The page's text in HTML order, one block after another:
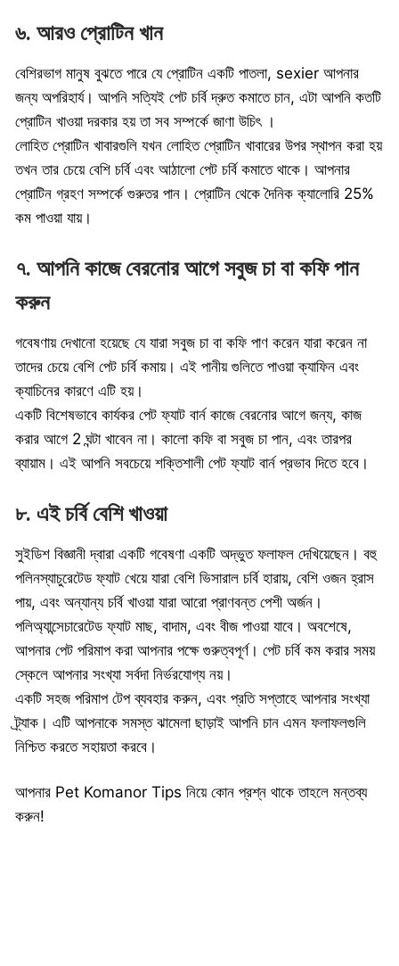
৬. আরও প্রোটিন খান
বেশিরভাগ মানুষ বুঝতে পারে যে প্রোটিন একটি পাতলা, sexier আপনার
জন্য অপরিহার্য। আপনি সত্যিই পেট চর্বি দ্রুত কমাতে চান, এটা আপনি কতটি
প্রোটিন খাওয়া দরকার হয় তা সব সম্পর্কে জাণা উচিৎ ।
লোহিত প্রোটিন খাবারগুলি যখন লোহিত প্রোটিন খাবারের উপর স্থাপন করা হয়
তখন তার চেয়ে বেশি চর্বি এবং আঠালো পেট চর্বি কমাতে থাকে। আপনার
প্রোটিন গ্রহণ সম্পর্কে গুরুতর পান। প্রোটিন থেকে দৈনিক ক্যালোরি 25%
কম পাওয়া যায়।
৭. আপনি কাজে বেরনোর আগে সবুজ চা বা কফি পান
করুন
গবেষণায় দেখানো হয়েছে যে যারা সবুজ চা বা কফি পাণ করেন যারা করেন না
তাদের চেয়ে বেশি পেট চর্বি কমায়। এই পানীয় গুলিতে পাওয়া ক্যাফিন এবং
ক্যাচিনের কারণে এটি হয়।
একটি বিশেষভাবে কার্যকর পেট ফ্যাট বার্ন কাজে বেরনোর আগে জন্য, কাজ
করার আগে 2 ঘন্টা খাবেন না। কালো কফি বা সবুজ চা পান, এবং তারপর
ব্যায়াম। এই আপনি সবচেয়ে শক্তিশালী পেট ফ্যাট বার্ন প্রভাব দিতে হবে।
৮. এই চর্বি বেশি খাওয়া
সুইডিশ বিজ্ঞানী দ্বারা একটি গবেষণা একটি অদ্ভুত ফলাফল দেখিয়েছেন। বহু
পলিনস্যাচুরেটেড ফ্যাট খেয়ে যারা বেশি ভিসারাল চর্বি হারায়, বেশি ওজন হ্রাস
পায়, এবং অন্যান্য চর্বি খাওয়া যারা আরো প্রাণবন্ত পেশী অর্জন।
পলিঅ্যান্সেচারেটেড ফ্যাট মাছ, বাদাম, এবং বীজ পাওয়া যাবে। অবশেষে,
আপনার পেট পরিমাপ করা আপনার পক্ষে গুরুত্বপূর্ণ। পেট চর্বি কম করার সময়
স্কেলে আপনার সংখ্যা সর্বদা নির্ভরযোগ্য নয়।
একটি সহজ পরিমাপ টেপ ব্যবহার করুন, এবং প্রতি সপ্তাহে আপনার সংখ্যা
ট্র্যাক। এটি আপনাকে সমস্ত ঝামেলা ছাড়াই আপনি চান এমন ফলাফলগুলি
নিশ্চিত করতে সহায়তা করবে।
আপনার Pet Komanor Tips নিয়ে কোন প্রশ্ন থাকে তাহলে মন্তব্য
করুন!